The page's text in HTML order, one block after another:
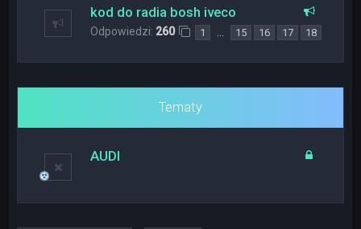
kod do radia bosh iveco
Odpowiedzi: 260 1 … 15 16 17 18
Tematy
AUDI